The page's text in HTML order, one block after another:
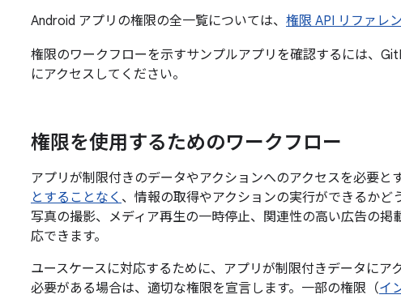
Android アプリの権限の全一覧については、 権限 API リファレ
権限のワークフローを示すサンプルアプリを確認するには、
にアクセスしてください。
権限を使用するためのワークフロー
アプリが制限付きのデータやアクションへのアクセスを必要と
とすることなく 、情報の取得やアクションの実行ができるかど
写真の撮影、メディア再生の一時停止、関連性の高い広告の掲
応できます。
ユースケースに対応するために、アプリが制限付きデータにア
必要がある場合は、適切な権限を宣言します。一部の権限（イ